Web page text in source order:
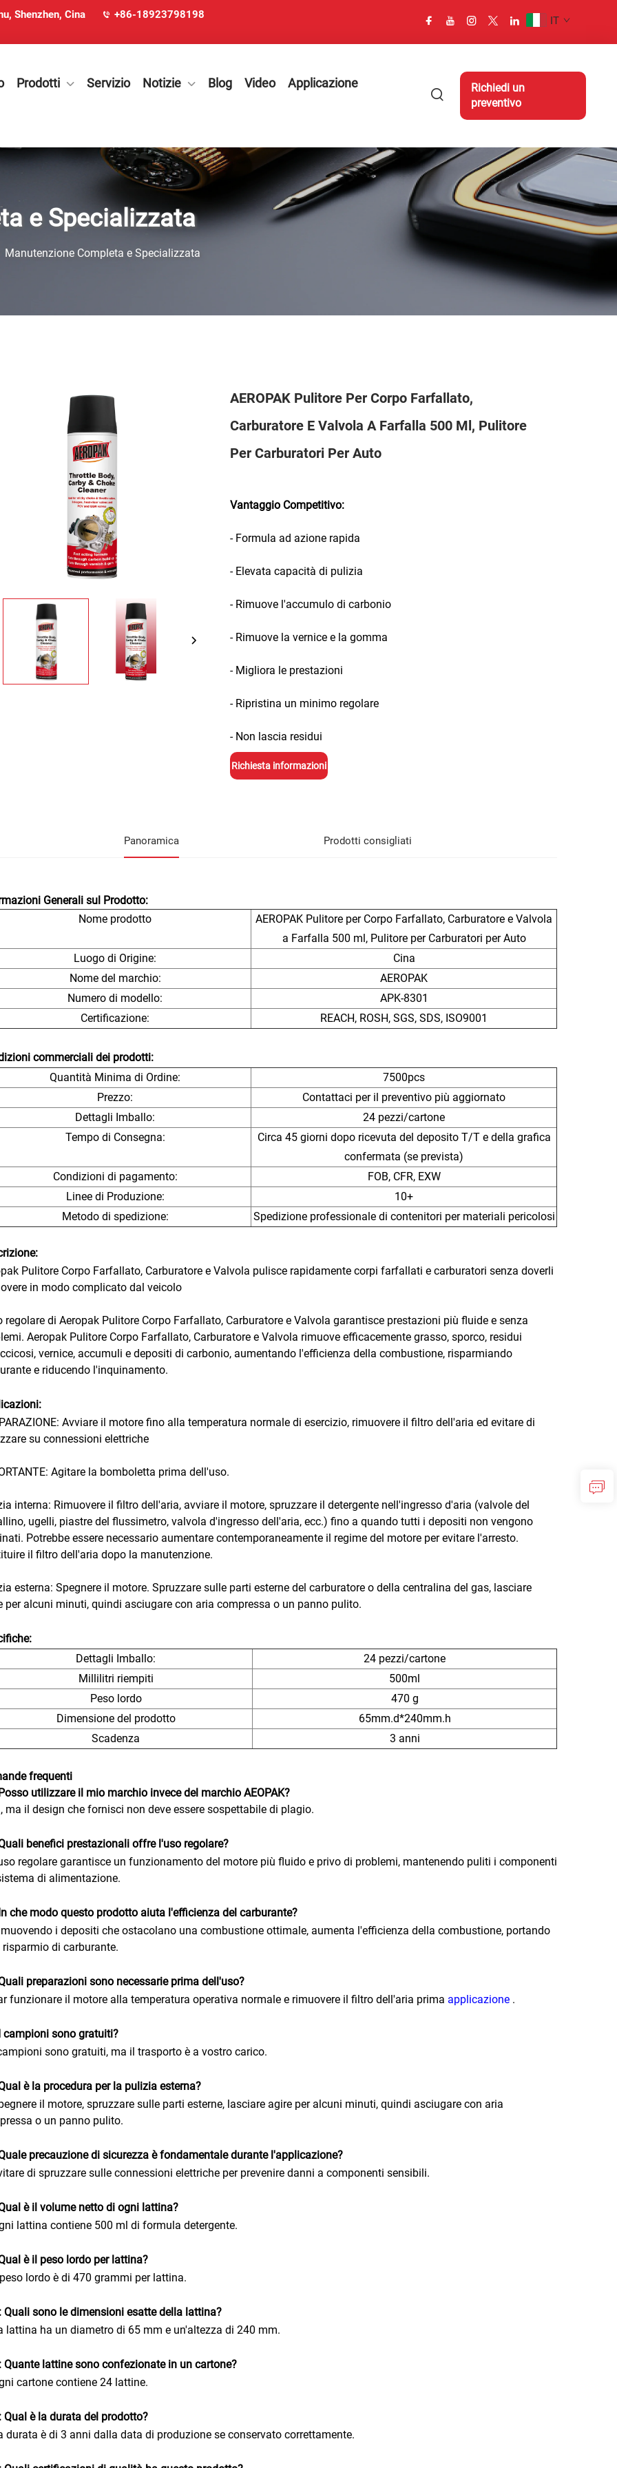
Shenzhen, Cina +86-18923798198 IT
Prodotti Servizio Notizie Blog Video Applicazione
Richiedi un
preventivo
e Specializzata
Manutenzione Completa e Specializzata
AEROPAK Pulitore Per Corpo Farfallato,
Carburatore E Valvola A Farfalla 500 Ml, Pulitore
Per Carburatori Per Auto
Vantaggio Competitivo:
- Formula ad azione rapida
- Elevata capacità di pulizia
- Rimuove l'accumulo di carbonio
- Rimuove la vernice e la gomma
- Migliora le prestazioni
- Ripristina un minimo regolare
- Non lascia residui
Richiesta informazioni
Panoramica Prodotti consigliati
Generali sul Prodotto:
Nome prodotto
AEROPAK Pulitore per Corpo Farfallato, Carburatore e Valvola
a Farfalla 500 ml, Pulitore per Carburatori per Auto
Luogo di Origine:
Cina
Nome del marchio:
AEROPAK
Numero di modello:
APK-8301
Certificazione:
REACH, ROSH, SGS, SDS, ISO9001
commerciali dei prodotti:
Quantità Minima di Ordine:
7500pcs
Prezzo:
Contattaci per il preventivo più aggiornato
Dettagli Imballo:
24 pezzi/cartone
Tempo di Consegna:
Circa 45 giorni dopo ricevuta del deposito T/T e della grafica
confermata (se prevista)
Condizioni di pagamento:
FOB, CFR, EXW
Linee di Produzione:
10+
Metodo di spedizione:
Spedizione professionale di contenitori per materiali pericolosi
Pulitore Corpo Farfallato, Carburatore e Valvola pulisce rapidamente corpi farfallati e carburatori senza doverli
in modo complicato dal veicolo
regolare di Aeropak Pulitore Corpo Farfallato, Carburatore e Valvola garantisce prestazioni più fluide e senza
Aeropak Pulitore Corpo Farfallato, Carburatore e Valvola rimuove efficacemente grasso, sporco, residui
vernice, accumuli e depositi di carbonio, aumentando l'efficienza della combustione, risparmiando
e riducendo l'inquinamento.
Avviare il motore fino alla temperatura normale di esercizio, rimuovere il filtro dell'aria ed evitare di
su connessioni elettriche
Agitare la bomboletta prima dell'uso.
interna: Rimuovere il filtro dell'aria, avviare il motore, spruzzare il detergente nell'ingresso d'aria (valvole del
ugelli, piastre del flussimetro, valvola d'ingresso dell'aria, ecc.) fino a quando tutti i depositi non vengono
Potrebbe essere necessario aumentare contemporaneamente il regime del motore per evitare l'arresto.
il filtro dell'aria dopo la manutenzione.
esterna: Spegnere il motore. Spruzzare sulle parti esterne del carburatore o della centralina del gas, lasciare
per alcuni minuti, quindi asciugare con aria compressa o un panno pulito.
Dettagli Imballo:
24 pezzi/cartone
Millilitri riempiti
500ml
Peso lordo
470 g
Dimensione del prodotto
65mm.d*240mm.h
Scadenza
3 anni
frequenti
utilizzare il mio marchio invece del marchio AEOPAK?
ma il design che fornisci non deve essere sospettabile di plagio.
benefici prestazionali offre l'uso regolare?
regolare garantisce un funzionamento del motore più fluido e privo di problemi, mantenendo puliti i componenti
di alimentazione.
che modo questo prodotto aiuta l'efficienza del carburante?
i depositi che ostacolano una combustione ottimale, aumenta l'efficienza della combustione, portando
risparmio di carburante.
preparazioni sono necessarie prima dell'uso?
funzionare il motore alla temperatura operativa normale e rimuovere il filtro dell'aria prima applicazione .
campioni sono gratuiti?
sono gratuiti, ma il trasporto è a vostro carico.
è la procedura per la pulizia esterna?
il motore, spruzzare sulle parti esterne, lasciare agire per alcuni minuti, quindi asciugare con aria
o un panno pulito.
precauzione di sicurezza è fondamentale durante l'applicazione?
di spruzzare sulle connessioni elettriche per prevenire danni a componenti sensibili.
è il volume netto di ogni lattina?
lattina contiene 500 ml di formula detergente.
è il peso lordo per lattina?
lordo è di 470 grammi per lattina.
Quali sono le dimensioni esatte della lattina?
lattina ha un diametro di 65 mm e un'altezza di 240 mm.
Quante lattine sono confezionate in un cartone?
cartone contiene 24 lattine.
Qual è la durata del prodotto?
durata è di 3 anni dalla data di produzione se conservato correttamente.